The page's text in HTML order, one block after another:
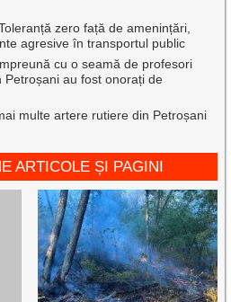
zero față de amenințări,
agresive în transportul public
cu o seamă de profesori
Petroșani au fost onorați de
multe artere rutiere din Petroșani
ARTICOLE ȘI PAGINI